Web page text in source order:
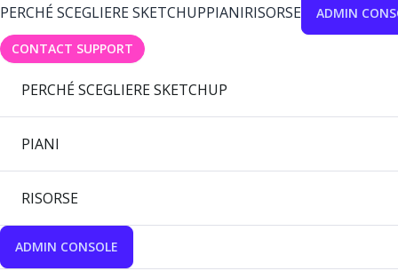
PERCHÉ SCEGLIERE SKETCHUPPIANIRISORSE ADMIN
CONTACT SUPPORT
PERCHÉ SCEGLIERE SKETCHUP
PIANI
RISORSE
ADMIN CONSOLE